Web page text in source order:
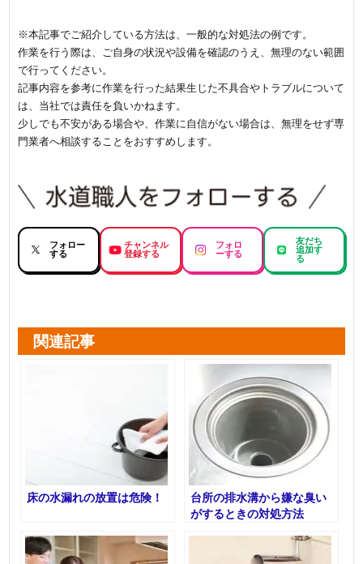
※本記事でご紹介している方法は、一般的な対処法の例です。
作業を行う際は、ご自身の状況や設備を確認のうえ、無理のない範囲
で行ってください。
記事内容を参考に作業を行った結果生じた不具合やトラブルについて
は、当社では責任を負いかねます。
少しでも不安がある場合や、作業に自信がない場合は、無理をせず専
門業者へ相談することをおすすめします。
フォロー
する
チャンネル
登録する
フォロ
ーする
友だち
追加す
る
関連記事
床の水漏れの放置は危険！
台所の排水溝から嫌な臭い
がするときの対処方法